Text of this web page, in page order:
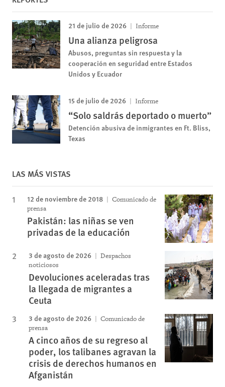
21 de julio de 2026 Informe
Una alianza peligrosa
Abusos, preguntas sin respuesta y la
cooperación en seguridad entre Estados
Unidos y Ecuador
15 de julio de 2026 Informe
“Solo saldrás deportado o muerto”
Detención abusiva de inmigrantes en Ft. Bliss,
Texas
LAS MÁS VISTAS
12 de noviembre de 2018
Comunicado de
prensa
Pakistán: las niñas se ven
privadas de la educación
3 de agosto de 2026
Despachos
noticiosos
Devoluciones aceleradas tras
la llegada de migrantes a
Ceuta
3 de agosto de 2026
Comunicado de
prensa
A cinco años de su regreso al
poder, los talibanes agravan la
crisis de derechos humanos en
Afganistán